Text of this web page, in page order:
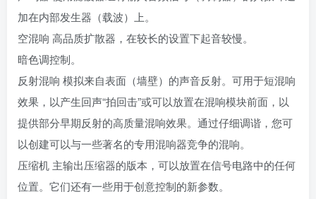
加在内部发生器（载波）上。
空混响 高品质扩散器，在较长的设置下起音较慢。
暗色调控制。
反射混响 模拟来自表面（墙壁）的声音反射。可用于短混响
效果，以产生回声“拍回击”或可以放置在混响模块前面，以
提供部分早期反射的高质量混响效果。通过仔细调谐，您可
以创建可以与一些著名的专用混响器竞争的混响。
压缩机 主输出压缩器的版本，可以放置在信号电路中的任何
位置。它们还有一些用于创意控制的新参数。